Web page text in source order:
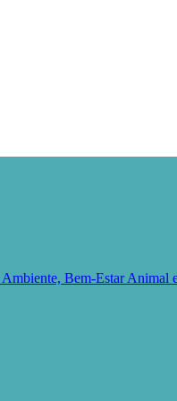
Ambiente, Bem-Estar Animal